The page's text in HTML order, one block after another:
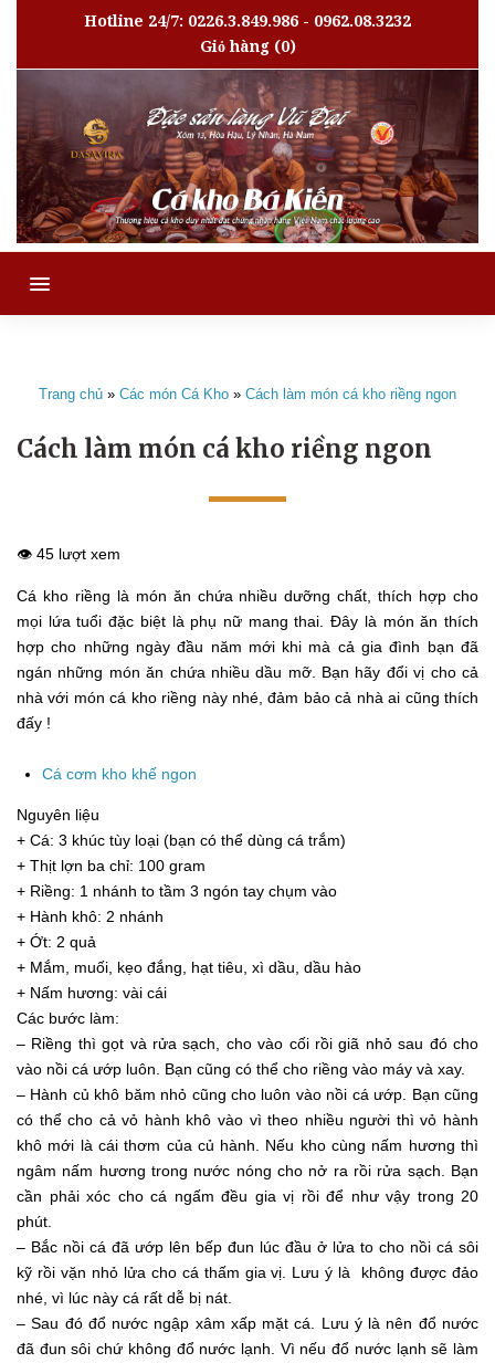
Hotline 24/7: 0226.3.849.986 - 0962.08.3232
Giỏ hàng(0)
MENU
Trang chủ » Các món Cá Kho » Cách làm món cá kho riềng ngon
Cách làm món cá kho riềng ngon
👁️ 45 lượt xem
Cá kho riềng là món ăn chứa nhiều dưỡng chất, thích hợp cho
mọi lứa tuổi đặc biệt là phụ nữ mang thai. Đây là món ăn thích
hợp cho những ngày đầu năm mới khi mà cả gia đình bạn đã
ngán những món ăn chứa nhiều dầu mỡ. Bạn hãy đổi vị cho cả
nhà với món cá kho riềng này nhé, đảm bảo cả nhà ai cũng thích
đấy !
Cá cơm kho khế ngon
Nguyên liệu
+ Cá: 3 khúc tùy loại (bạn có thể dùng cá trắm)
+ Thịt lợn ba chỉ: 100 gram
+ Riềng: 1 nhánh to tầm 3 ngón tay chụm vào
+ Hành khô: 2 nhánh
+ Ớt: 2 quả
+ Mắm, muối, kẹo đắng, hạt tiêu, xì dầu, dầu hào
+ Nấm hương: vài cái
Các bước làm:
– Riềng thì gọt và rửa sạch, cho vào cối rồi giã nhỏ sau đó cho
vào nồi cá ướp luôn. Bạn cũng có thể cho riềng vào máy và xay.
– Hành củ khô băm nhỏ cũng cho luôn vào nồi cá ướp. Bạn cũng
có thể cho cả vỏ hành khô vào vì theo nhiều người thì vỏ hành
khô mới là cái thơm của củ hành. Nếu kho cùng nấm hương thì
ngâm nấm hương trong nước nóng cho nở ra rồi rửa sạch. Bạn
cần phải xóc cho cá ngấm đều gia vị rồi để như vậy trong 20
phút.
– Bắc nồi cá đã ướp lên bếp đun lúc đầu ở lửa to cho nồi cá sôi
kỹ rồi vặn nhỏ lửa cho cá thấm gia vị. Lưu ý là không được đảo
nhé, vì lúc này cá rất dễ bị nát.
– Sau đó đổ nước ngập xâm xấp mặt cá. Lưu ý là nên đổ nước
đã đun sôi chứ không đổ nước lạnh. Vì nếu đổ nước lạnh sẽ làm